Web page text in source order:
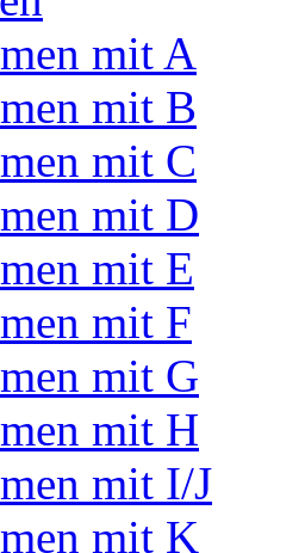
mit A
mit B
mit C
mit D
mit E
mit F
mit G
mit H
mit I/J
mit K